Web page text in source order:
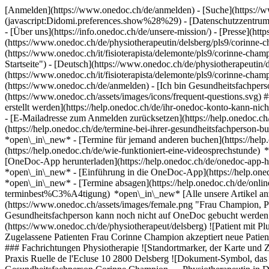
[Anmelden](https://www.onedoc.ch/de/anmelden) -
(javascript:Didomi.preferences.show%28%29) -
- [Über uns](https://info.onedoc.ch/de/unsere-mission/) -
(https://www.onedoc.ch/de/physiotherapeutin/delsberg/pls9/
(https://www.onedoc.ch/it/fisioterapista/delemonte/pls9/corinne-
Startseite") - [Deutsch](https://www.onedoc.ch/de/
(https://www.onedoc.ch/it/fisioterapista/delemonte/pls9/corinne-
(https://www.onedoc.ch/de/anmelden) - [Ich bin
(https://www.onedoc.ch/assets/images/icons/frequent-
erstellt werden](https://help.onedoc.ch/de/ihr-onedoc-konto-kann-
- [E-Mailadresse zum Anmelden zurücksetzen](https://
(https://help.onedoc.ch/de/termine-bei-ihrer-
*open\_in\_new* - [Termine für jemand anderen buchen](https://
(https://help.onedoc.ch/de/wie-funktioniert-eine-
[OneDoc-App herunterladen](https://help.onedoc.ch/de/onedoc-
*open\_in\_new* - [Einführung in die OneDoc-App](https://